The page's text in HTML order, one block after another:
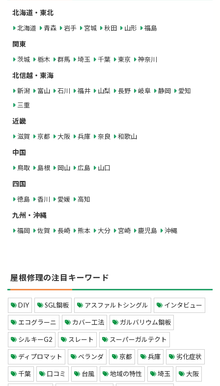
北海道・東北
北海道 青森 岩手 宮城 秋田 山形 福島
関東
茨城 栃木 群馬 埼玉 千葉 東京 神奈川
北信越・東海
新潟 富山 石川 福井 山梨 長野 岐阜 静岡
愛知
三重
近畿
滋賀 京都 大阪 兵庫 奈良 和歌山
中国
鳥取 島根 岡山 広島 山口
四国
徳島 香川 愛媛 高知
九州・沖縄
福岡 佐賀 長崎 熊本 大分 宮崎 鹿児島 沖縄
屋根修理の注目キーワード
DIY SGL鋼板 アスファルトシングル インタビュー
エコグラーニ カバー工法 ガルバリウム鋼板
シルキーG2 スレート スーパーガルテクト
ディプロマット ベランダ 京都 兵庫 劣化症状
千葉 口コミ 台風 地域の特性 埼玉 大阪